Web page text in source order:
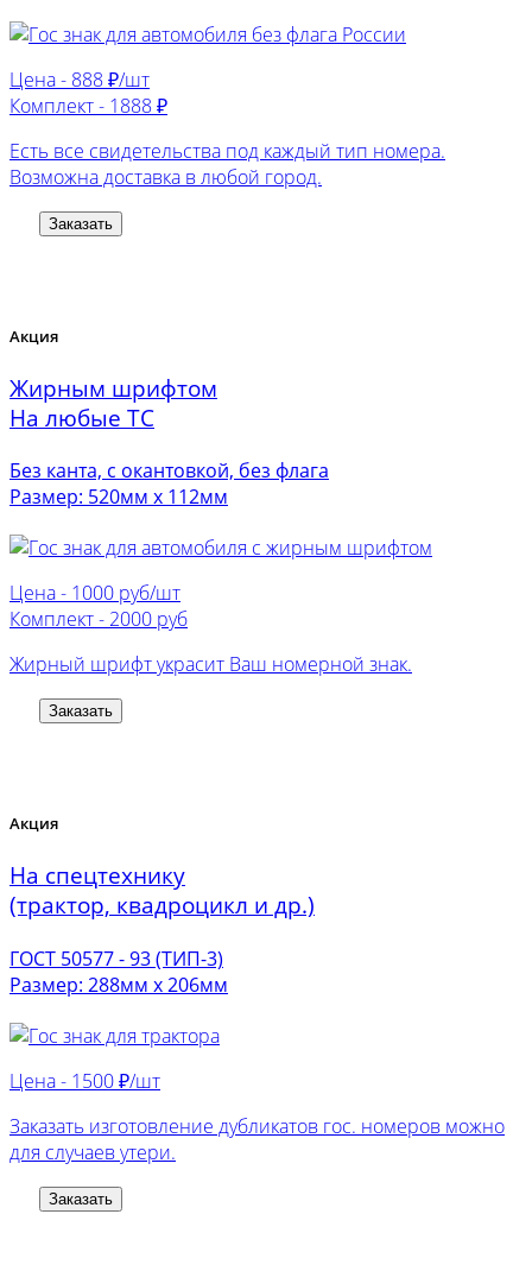
Цена - 888 ₽/шт
Комплект - 1888 ₽
Есть все свидетельства под каждый тип номера.
Возможна доставка в любой город.
Заказать
Акция
Жирным шрифтом
На любые ТС
Без канта, с окантовкой, без флага
Размер: 520мм х 112мм
Цена - 1000 руб/шт
Комплект - 2000 руб
Жирный шрифт украсит Ваш номерной знак.
Заказать
Акция
На спецтехнику
(трактор, квадроцикл и др.)
ГОСТ 50577 - 93 (ТИП-3)
Размер: 288мм х 206мм
Цена - 1500 ₽/шт
Заказать изготовление дубликатов гос. номеров можно
для случаев утери.
Заказать